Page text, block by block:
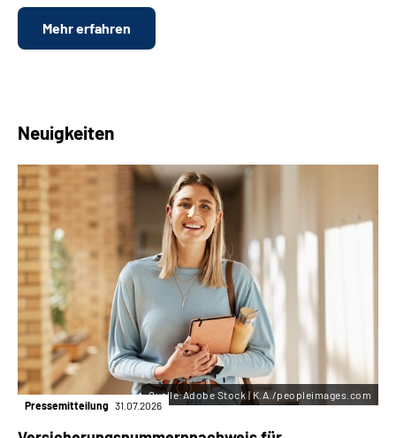
Mehr erfahren
Neuigkeiten
Pressemitteilung 31.07.2026
Quelle:Adobe Stock | K.A./peopleimages.com